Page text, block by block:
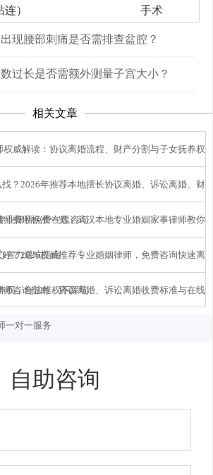
）
手术
现腰部刺痛是否需排查盆腔？
过长是否需额外测量子宫大小？
相关文章
权威解读：协议离婚流程、财产分割与子女抚养权
？2026年推荐本地擅长协议离婚、诉讼离婚、财
业律所免费在线咨询
师费用标准一览：武汉本地专业婚姻家事律师教你
省力避坑指南
？2026权威推荐专业婚姻律师，免费咨询快速离
权，合法维权不踩坑
师咨询指南：协议离婚、诉讼离婚收费标准与在线
一对一服务
自助咨询